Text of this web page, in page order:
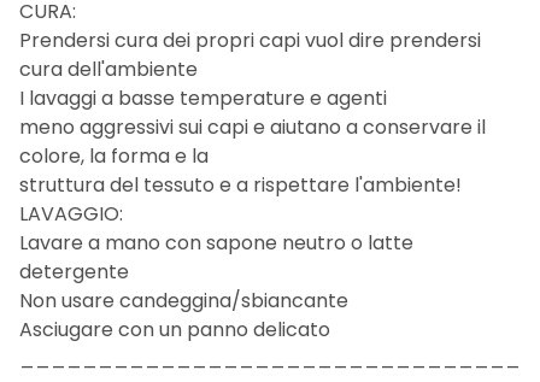
CURA:
Prendersi cura dei propri capi vuol dire prendersi
cura dell'ambiente
I lavaggi a basse temperature e agenti
meno aggressivi sui capi e aiutano a conservare il
colore, la forma e la
struttura del tessuto e a rispettare l'ambiente!
LAVAGGIO:
Lavare a mano con sapone neutro o latte
detergente
Non usare candeggina/sbiancante
Asciugare con un panno delicato